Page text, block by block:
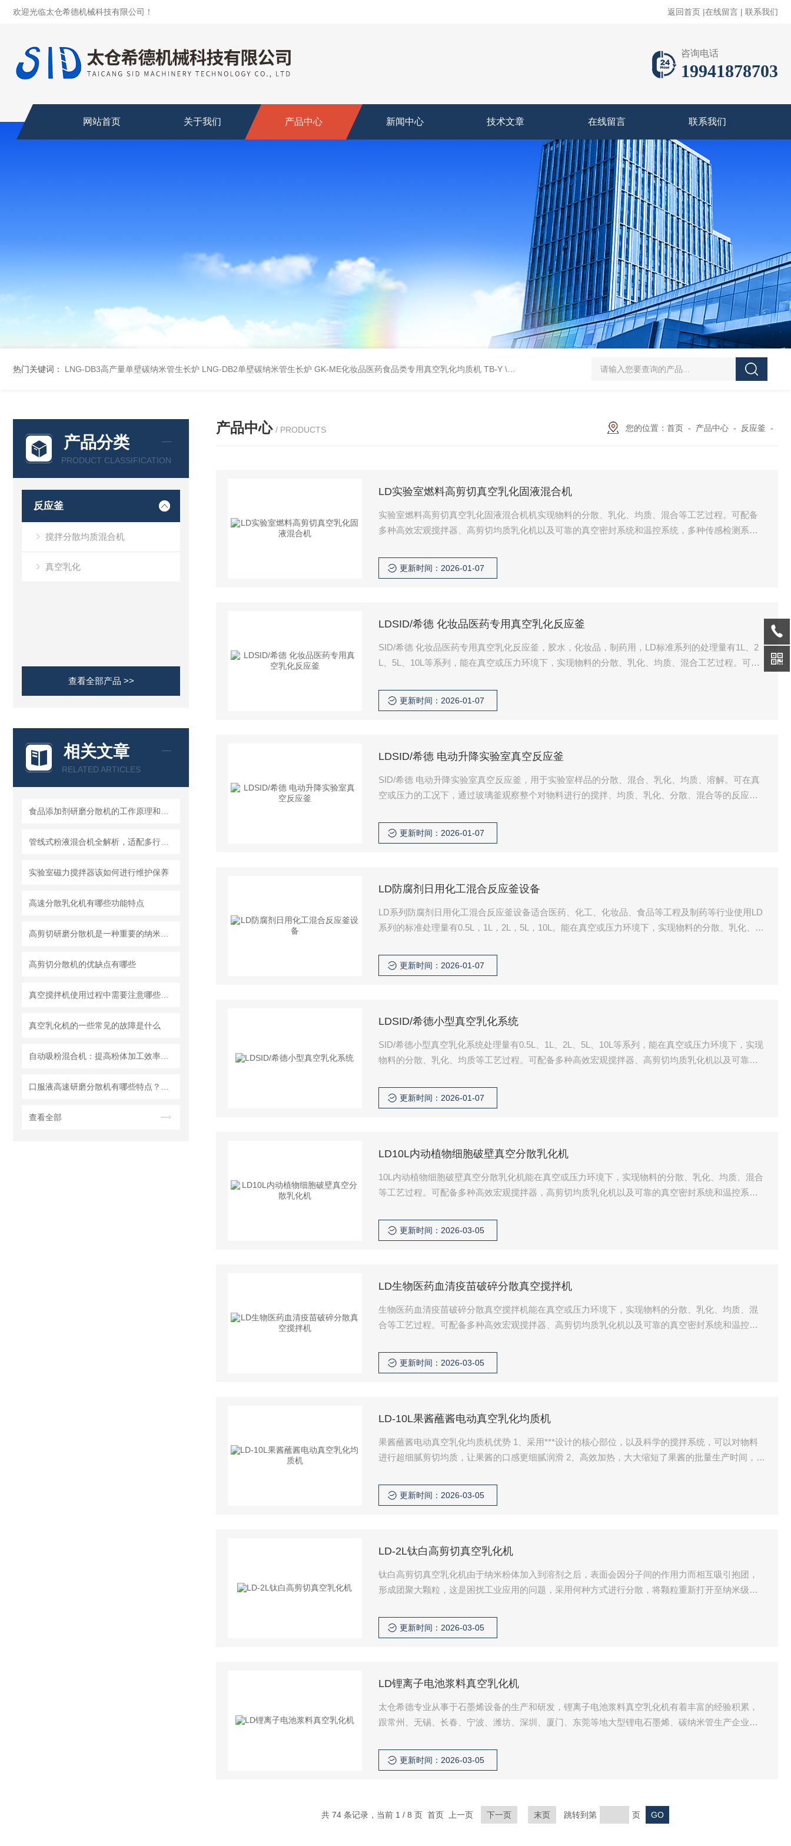
欢迎光临太仓希德机械科技有限公司！ 返回首页 |在线留言 | 联系我们
咨询电话
19941878703
网站首页 关于我们 产品中心 新闻中心 技术文章 在线留言 联系我们
热门关键词： LNG-DB3高产量单壁碳纳米管生长炉 LNG-DB2单壁碳纳米管生长炉 GK-ME化妆品医药食品类专用真空乳化均质机 TB-Y \TB-SSID全自动圆瓶罐贴标机 SJMFSID/希德 鸡骨泥湿法粉碎胶体磨 超细粉
产品分类
PRODUCT CLASSIFICATION
反应釜
搅拌分散均质混合机
真空乳化
查看全部产品 >>
相关文章
RELATED ARTICLES
实验室磁力搅拌器该如何进行维护保养
高速分散乳化机有哪些功能特点
高剪切分散机的优缺点有哪些
真空乳化机的一些常见的故障是什么
查看全部
产品中心 / PRODUCTS 您的位置： 首页 - 产品中心 - 反应釜 -
LD实验室燃料高剪切真空乳化固液混合机
实验室燃料高剪切真空乳化固液混合机机实现物料的分散、乳化、均质、混合等工艺过程。可配备
多种高效宏观搅拌器、高剪切均质乳化机以及可靠的真空密封系统和温控系统，多种传感检测系统
更新时间：2026-01-07
LDSID/希德 化妆品医药专用真空乳化反应釜
SID/希德 化妆品医药专用真空乳化反应釜，胶水，化妆品，制药用，LD标准系列的处理量有1L、2
L、5L、10L等系列，能在真空或压力环境下，实现物料的分散、乳化、均质、混合工艺过程。可配
更新时间：2026-01-07
LDSID/希德 电动升降实验室真空反应釜
SID/希德 电动升降实验室真空反应釜，用于实验室样品的分散、混合、乳化、均质、溶解。可在真
空或压力的工况下，通过玻璃釜观察整个对物料进行的搅拌、均质、乳化、分散、混合等的反应过
更新时间：2026-01-07
LD防腐剂日用化工混合反应釜设备
LD系列防腐剂日用化工混合反应釜设备适合医药、化工、化妆品、食品等工程及制药等行业使用LD
系列的标准处理量有0.5L，1L，2L，5L，10L。能在真空或压力环境下，实现物料的分散、乳化、均
更新时间：2026-01-07
LDSID/希德小型真空乳化系统
SID/希德小型真空乳化系统处理量有0.5L、1L、2L、5L、10L等系列，能在真空或压力环境下，实现
物料的分散、乳化、均质等工艺过程。可配备多种高效宏观搅拌器、高剪切均质乳化机以及可靠的
更新时间：2026-01-07
LD10L内动植物细胞破壁真空分散乳化机
10L内动植物细胞破壁真空分散乳化机能在真空或压力环境下，实现物料的分散、乳化、均质、混合
等工艺过程。可配备多种高效宏观搅拌器，高剪切均质乳化机以及可靠的真空密封系统和温控系
更新时间：2026-03-05
LD生物医药血清疫苗破碎分散真空搅拌机
生物医药血清疫苗破碎分散真空搅拌机能在真空或压力环境下，实现物料的分散、乳化、均质、混
合等工艺过程。可配备多种高效宏观搅拌器、高剪切均质乳化机以及可靠的真空密封系统和温控系
更新时间：2026-03-05
LD-10L果酱蘸酱电动真空乳化均质机
果酱蘸酱电动真空乳化均质机优势 1、采用***设计的核心部位，以及科学的搅拌系统，可以对物料
进行超细腻剪切均质，让果酱的口感更细腻润滑 2、高效加热，大大缩短了果酱的批量生产时间，为
更新时间：2026-03-05
LD-2L钛白高剪切真空乳化机
钛白高剪切真空乳化机由于纳米粉体加入到溶剂之后，表面会因分子间的作用力而相互吸引抱团，
形成团聚大颗粒，这是困扰工业应用的问题，采用何种方式进行分散，将颗粒重新打开至纳米级成
更新时间：2026-03-05
LD锂离子电池浆料真空乳化机
太仓希德专业从事于石墨烯设备的生产和研发，锂离子电池浆料真空乳化机有着丰富的经验积累，
跟常州、无锡、长春、宁波、潍坊、深圳、厦门、东莞等地大型锂电石墨烯、碳纳米管生产企业有
经验。
更新时间：2026-03-05
共 74 条记录，当前 1 / 8 页 首页 上一页 下一页 末页 跳转到第 页